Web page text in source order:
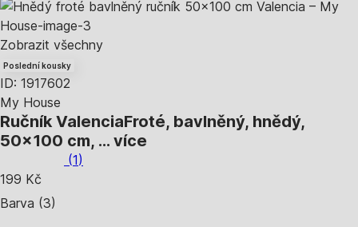
Zobrazit všechny
Poslední kousky
ID: 1917602
My House
Ručník ValenciaFroté, bavlněný, hnědý,
50x100 cm, … více
(1)
199 Kč
Barva (3)